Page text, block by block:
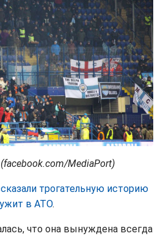
MediaPort)
трогательную историю
в АТО.
что она вынуждена всегда